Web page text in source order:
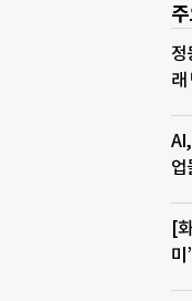
정
래
업
[
미